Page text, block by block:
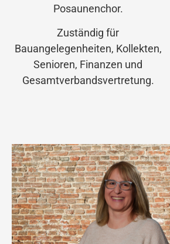
Posaunenchor.
Zuständig für
Bauangelegenheiten, Kollekten,
Senioren, Finanzen und
Gesamtverbandsvertretung.